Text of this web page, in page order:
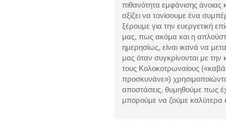
πιθανότητα εμφάνισης
αξίζει να τονίσουμε ένα
ξέρουμε για την ευεργετική
μας, πως ακόμα και η
ημερησίως, είναι ικανά να
μας όταν συγκρίνονται με
τους Κολοκοτρωναίους
προσκυνάνε»)
αποστάσεις, θυμηθούμε πως
μπορούμε να ζούμε καλύτερα